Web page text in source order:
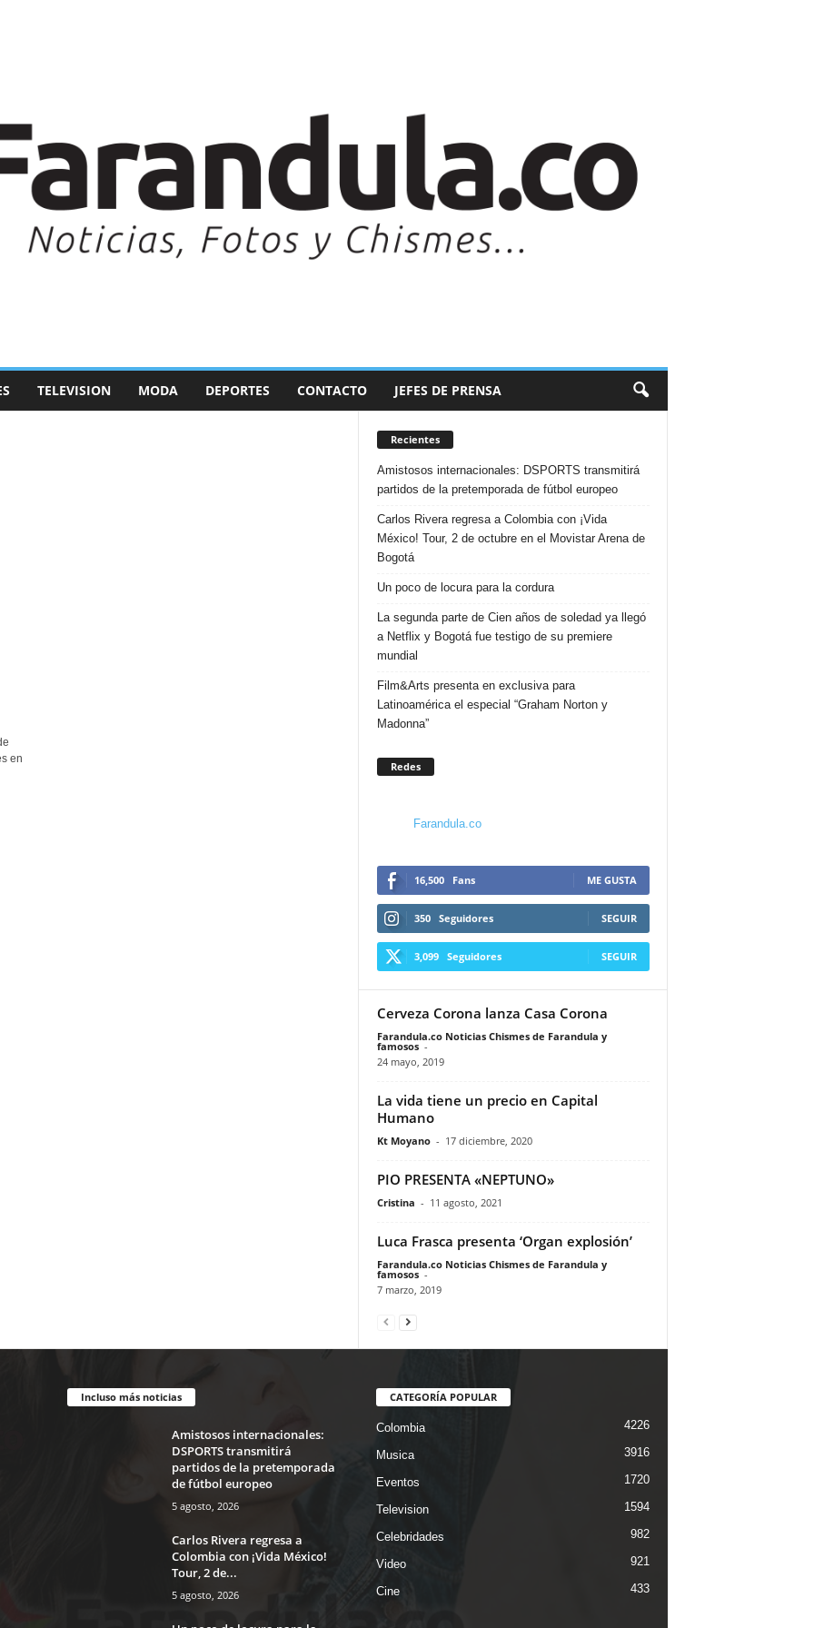
TELEVISION MODA DEPORTES CONTACTO JEFES DE PRENSA
en
Recientes
Amistosos internacionales: DSPORTS transmitirá
partidos de la pretemporada de fútbol europeo
Carlos Rivera regresa a Colombia con ¡Vida
México! Tour, 2 de octubre en el Movistar Arena de
Bogotá
Un poco de locura para la cordura
La segunda parte de Cien años de soledad ya llegó
a Netflix y Bogotá fue testigo de su premiere
mundial
Film&Arts presenta en exclusiva para
Latinoamérica el especial “Graham Norton y
Madonna”
Redes
Farandula.co
16,500 Fans ME GUSTA
350 Seguidores SEGUIR
3,099 Seguidores SEGUIR
Cerveza Corona lanza Casa Corona
Farandula.co Noticias Chismes de Farandula y
famosos -
24 mayo, 2019
La vida tiene un precio en Capital
Humano
Kt Moyano - 17 diciembre, 2020
PIO PRESENTA «NEPTUNO»
Cristina - 11 agosto, 2021
Luca Frasca presenta ‘Organ explosión’
Farandula.co Noticias Chismes de Farandula y
famosos -
7 marzo, 2019
Incluso más noticias
Amistosos internacionales:
DSPORTS transmitirá
partidos de la pretemporada
de fútbol europeo
5 agosto, 2026
Carlos Rivera regresa a
Colombia con ¡Vida México!
Tour, 2 de...
5 agosto, 2026
CATEGORÍA POPULAR
Colombia 4226
Musica 3916
Eventos 1720
Television 1594
Celebridades 982
Video 921
Cine 433